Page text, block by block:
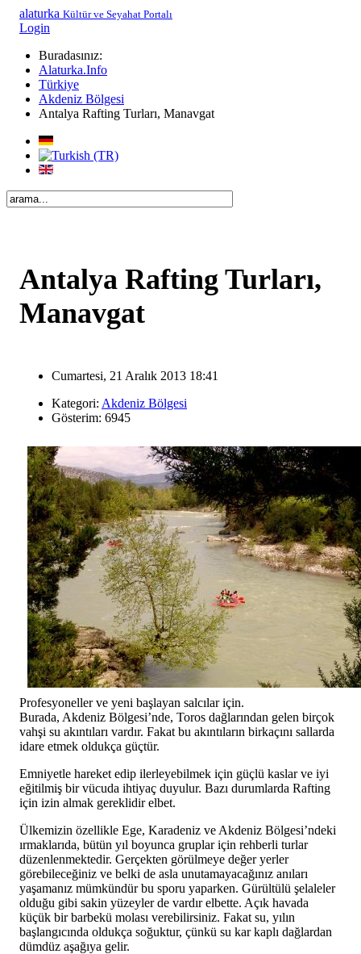
alaturka Kültür ve Seyahat Portalı
Login
Buradasınız:
Alaturka.Info
Türkiye
Akdeniz Bölgesi
Antalya Rafting Turları, Manavgat
Antalya Rafting Turları,
Manavgat
Cumartesi, 21 Aralık 2013 18:41
Kategori: Akdeniz Bölgesi
Gösterim: 6945
Profesyoneller ve yeni başlayan salcılar için.
Burada, Akdeniz Bölgesi’nde, Toros dağlarından gelen birçok
vahşi su akıntıları vardır. Fakat bu akıntıların birkaçını sallarda
idare etmek oldukça güçtür.
Emniyetle hareket edip ilerleyebilmek için güçlü kaslar ve iyi
eğitilmiş bir vücuda ihtiyaç duyulur. Bazı durumlarda Rafting
için izin almak gereklidir elbet.
Ülkemizin özellikle Ege, Karadeniz ve Akdeniz Bölgesi’ndeki
ırmaklarıda, bütün yıl boyunca gruplar için rehberli turlar
düzenlenmektedir. Gerçekten görülmeye değer yerler
görebileceğiniz ve belki de asla unutamayacağınız anıları
yaşamanız mümkündür bu sporu yaparken. Gürültülü şelaleler
olduğu gibi sakin yüzeyler de vardır elbette. Açık havada
küçük bir barbekü molası verebilirsiniz. Fakat su, yılın
başlangıcında oldukça soğuktur, çünkü su kar kaplı dağlardan
dümdüz aşağıya gelir.